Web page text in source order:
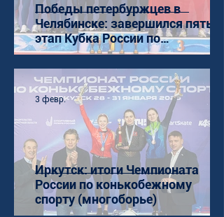
Победы петербуржцев в
Челябинске: завершился пятый
этап Кубка России по
конькобежному спорту (ШТ)
Иркутск: итоги Чемпионата
России по конькобежному
спорту (многоборье)
3 февр.